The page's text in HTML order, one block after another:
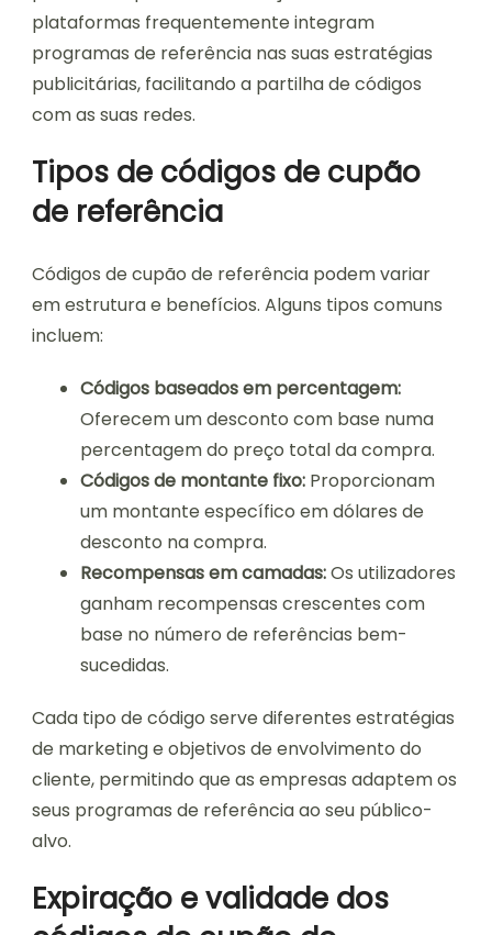
plataformas frequentemente integram
programas de referência nas suas estratégias
publicitárias, facilitando a partilha de códigos
com as suas redes.
Tipos de códigos de cupão
de referência
Códigos de cupão de referência podem variar
em estrutura e benefícios. Alguns tipos comuns
incluem:
Códigos baseados em percentagem:
Oferecem um desconto com base numa
percentagem do preço total da compra.
Códigos de montante fixo: Proporcionam
um montante específico em dólares de
desconto na compra.
Recompensas em camadas:Os utilizadores
ganham recompensas crescentes com
base no número de referências bem-
sucedidas.
Cada tipo de código serve diferentes estratégias
de marketing e objetivos de envolvimento do
cliente, permitindo que as empresas adaptem os
seus programas de referência ao seu público-
alvo.
Expiração e validade dos